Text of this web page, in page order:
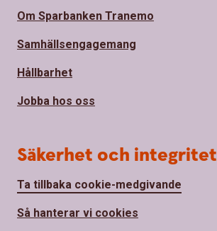
Om Sparbanken Tranemo
Samhällsengagemang
Hållbarhet
Jobba hos oss
Säkerhet och integritet
Ta tillbaka cookie-medgivande
Så hanterar vi cookies